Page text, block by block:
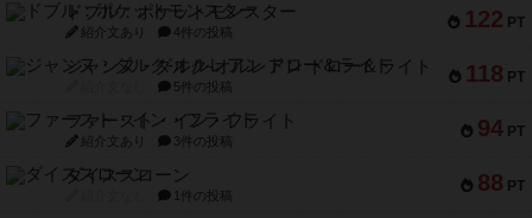
122 PT
ドブル：ポケットモンスター
紹介文あり 4件の投稿
118 PT
ジャンヌ・ダルク-オルレアン ドロー＆ライト
5件の投稿
94 PT
ファースト・イン・フライト
紹介文あり 3件の投稿
88 PT
ダイススローン
1件の投稿